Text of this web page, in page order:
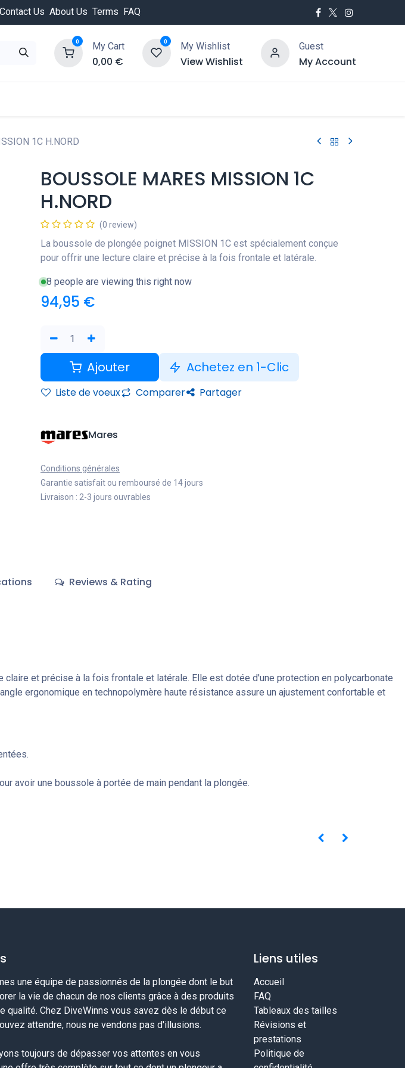
Contact Us About Us Terms FAQ
0 My Cart
0,00 €
0 My Wishlist
View Wishlist
Guest
My Account
HOT
1C H.NORD
BOUSSOLE MARES MISSION 1C
H.NORD
(0 review)
La boussole de plongée poignet MISSION 1C est spécialement conçue
pour offrir une lecture claire et précise à la fois frontale et latérale.
8 people are viewing this right now
94,95 €
Ajouter Achetez en 1-Clic
Liste de voeux Comparer Partager
Mares
Conditions générales
Garantie satisfait ou remboursé de 14 jours
Livraison : 2-3 jours ouvrables
Reviews & Rating
et précise à la fois frontale et latérale. Elle est dotée d'une protection en polycarbonate
ergonomique en technopolymère haute résistance assure un ajustement confortable et
avoir une boussole à portée de main pendant la plongée.
une équipe de passionnés de la plongée dont le but
la vie de chacun de nos clients grâce à des produits
qualité. Chez DiveWinns vous savez dès le début ce
attendre, nous ne vendons pas d'illusions.
toujours de dépasser vos attentes en vous
Liens utiles
Accueil
FAQ
Tableaux des tailles
Révisions et
prestations
Politique de